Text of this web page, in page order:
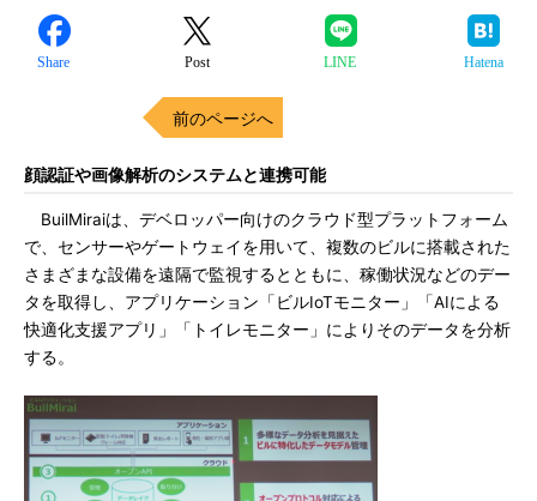
Share Post LINE Hatena
前のページへ
顔認証や画像解析のシステムと連携可能
BuilMiraiは、デベロッパー向けのクラウド型プラットフォーム
で、センサーやゲートウェイを用いて、複数のビルに搭載された
さまざまな設備を遠隔で監視するとともに、稼働状況などのデー
タを取得し、アプリケーション「ビルIoTモニター」「AIによる
快適化支援アプリ」「トイレモニター」によりそのデータを分析
する。